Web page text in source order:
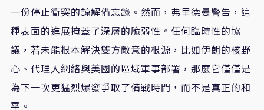
一份停止衝突的諒解備忘錄。然而，弗里德曼警告，這
種表面的進展掩蓋了深層的脆弱性。任何臨時性的協
議，若未能根本解決雙方敵意的根源，比如伊朗的核野
心、代理人網絡與美國的區域軍事部署，那麼它僅僅是
為下一次更猛烈爆發爭取了備戰時間，而不是真正的和
平。